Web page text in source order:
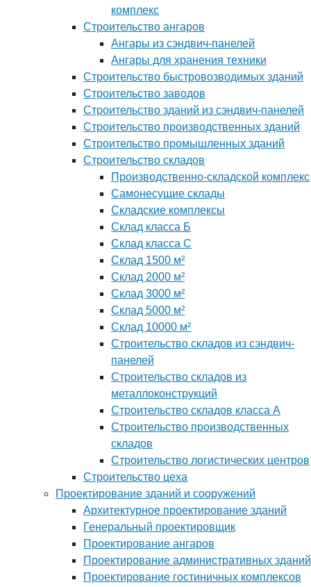
комплекс
Строительство ангаров
Ангары из сэндвич-панелей
Ангары для хранения техники
Строительство быстровозводимых зданий
Строительство заводов
Строительство зданий из сэндвич-панелей
Строительство производственных зданий
Строительство промышленных зданий
Строительство складов
Производственно-складской комплекс
Самонесущие склады
Складские комплексы
Склад класса Б
Склад класса С
Склад 1500 м²
Склад 2000 м²
Склад 3000 м²
Склад 5000 м²
Склад 10000 м²
Строительство складов из сэндвич-
панелей
Строительство складов из
металлоконструкций
Строительство складов класса А
Строительство производственных
складов
Строительство логистических центров
Строительство цеха
Проектирование зданий и сооружений
Архитектурное проектирование зданий
Генеральный проектировщик
Проектирование ангаров
Проектирование административных зданий
Проектирование гостиничных комплексов